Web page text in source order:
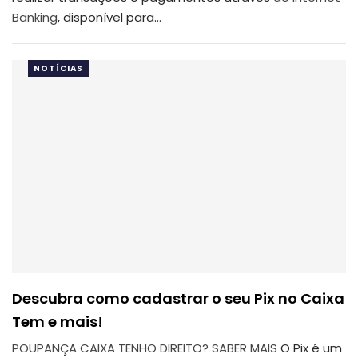
Banking, disponível para…
NOTÍCIAS
Descubra como cadastrar o seu Pix no Caixa
Tem e mais!
POUPANÇA CAIXA TENHO DIREITO? SABER MAIS O Pix é um